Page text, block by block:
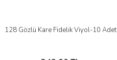
128 Gözlü Kare Fidelik Viyol-10 Adet